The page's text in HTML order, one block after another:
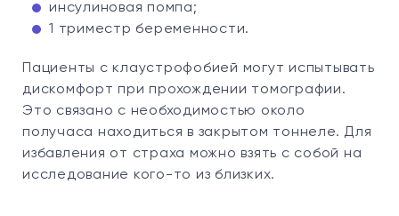
инсулиновая помпа;
1 триместр беременности.
Пациенты с клаустрофобией могут испытывать
дискомфорт при прохождении томографии.
Это связано с необходимостью около
получаса находиться в закрытом тоннеле. Для
избавления от страха можно взять с собой на
исследование кого-то из близких.